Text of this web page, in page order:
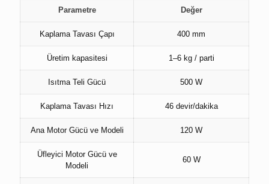
Parametre Değer
Kaplama Tavası Çapı 400 mm
Üretim kapasitesi 1–6 kg / parti
Isıtma Teli Gücü 500 W
Kaplama Tavası Hızı 46 devir/dakika
Ana Motor Gücü ve Modeli 120 W
Üfleyici Motor Gücü ve
Modeli
60 W